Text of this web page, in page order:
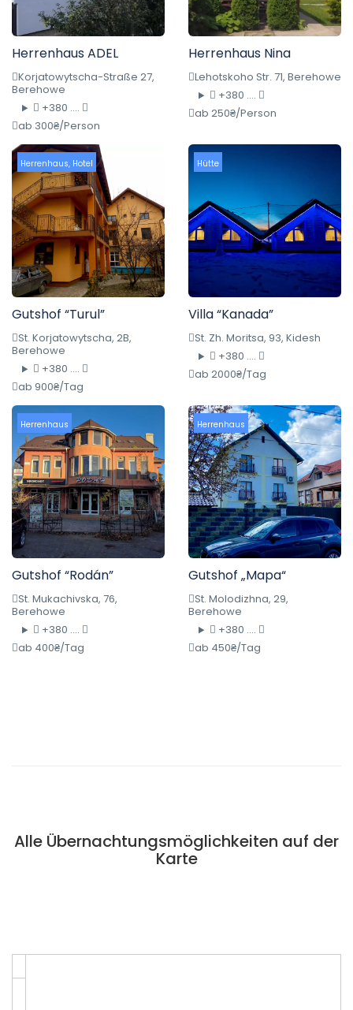
Herrenhaus ADEL
Korjatowytscha-Straße 27,
Berehowe
+380 ....
ab 300₴/Person
Herrenhaus Nina
Lehotskoho Str. 71, Berehowe
+380 ....
ab 250₴/Person
Herrenhaus, Hotel
Gutshof “Turul”
St. Korjatowytscha, 2B,
Berehowe
+380 ....
ab 900₴/Tag
Hütte
Villa “Kanada”
St. Zh. Moritsa, 93, Kidesh
+380 ....
ab 2000₴/Tag
Herrenhaus
Gutshof “Rodán”
St. Mukachivska, 76,
Berehowe
+380 ....
ab 400₴/Tag
Herrenhaus
Gutshof „Mapa“
St. Molodizhna, 29,
Berehowe
+380 ....
ab 450₴/Tag
Alle Übernachtungsmöglichkeiten auf der
Karte